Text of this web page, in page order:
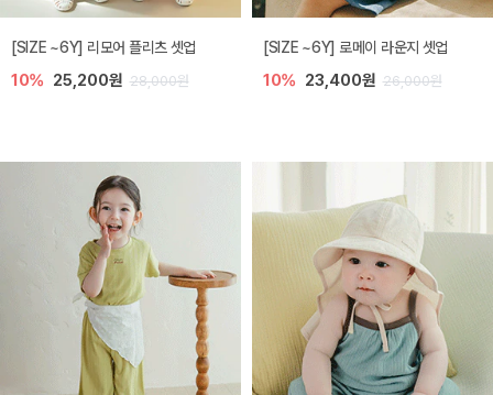
[SIZE ~6Y] 리모어 플리츠 셋업
10% 25,200원 28,000원
[SIZE ~6Y] 로메이 라운지 셋업
10% 23,400원 26,000원